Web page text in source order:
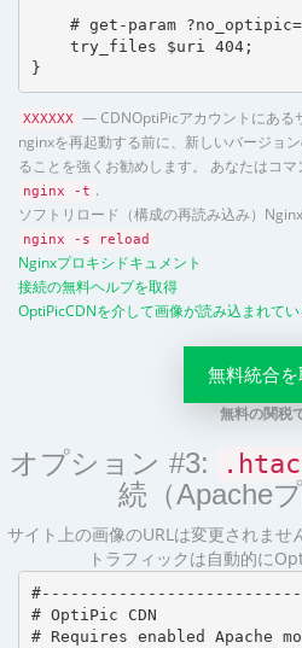
# get-param
    try_files $uri 404;
}
XXXXXX
— CDNOptiPicアカウントにある
nginxを再起動する前に、新しいバージョ
ることを強くお勧めします。 あなたはコ
nginx -t .
ソフトリロード（構成の再読み込み）
nginx -s reload
Nginxプロキシドキュメント
接続の無料ヘルプを取得
OptiPicCDNを介して画像が読み込まれて
無料統合
無料の関税
オプション #3:
続（Apache
サイト上の画像のURLは変更されま
トラフィックは自動的に
# OptiPic CDN
# Requires enabled Apache